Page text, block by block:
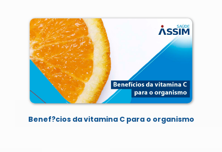
Benef?cios da vitamina C para o organismo